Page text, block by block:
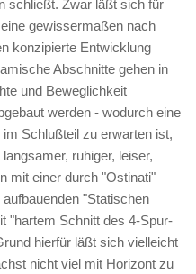
schließt. Zwar läßt sich für
eine gewissermaßen nach
konzipierte Entwicklung
Abschnitte gehen in
und Beweglichkeit
werden - wodurch eine
Schlußteil zu erwarten ist,
ruhiger, leiser,
mit einer durch "Ostinati"
"Statischen
"hartem Schnitt des 4-Spur-
hierfür läßt sich vielleicht
nicht viel mit Horizont zu